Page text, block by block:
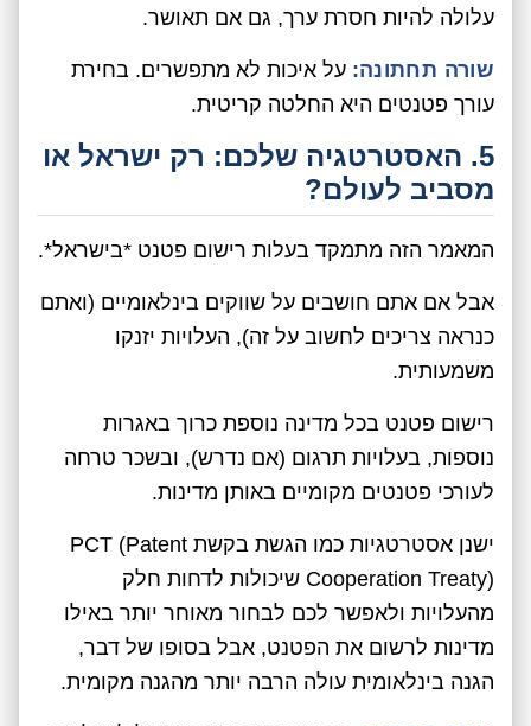
עלולה להיות חסרת ערך, גם אם תאושר.
שורה תחתונה: על איכות לא מתפשרים. בחירת
עורך פטנטים היא החלטה קריטית.
5. האסטרטגיה שלכם: רק ישראל או
מסביב לעולם?
המאמר הזה מתמקד בעלות רישום פטנט *בישראל*.
אבל אם אתם חושבים על שווקים בינלאומיים (ואתם
כנראה צריכים לחשוב על זה), העלויות יזנקו
משמעותית.
רישום פטנט בכל מדינה נוספת כרוך באגרות
נוספות, בעלויות תרגום (אם נדרש), ובשכר טרחה
לעורכי פטנטים מקומיים באותן מדינות.
ישנן אסטרטגיות כמו הגשת בקשת PCT (Patent
Cooperation Treaty) שיכולות לדחות חלק
מהעלויות ולאפשר לכם לבחור מאוחר יותר באילו
מדינות לרשום את הפטנט, אבל בסופו של דבר,
הגנה בינלאומית עולה הרבה יותר מהגנה מקומית.